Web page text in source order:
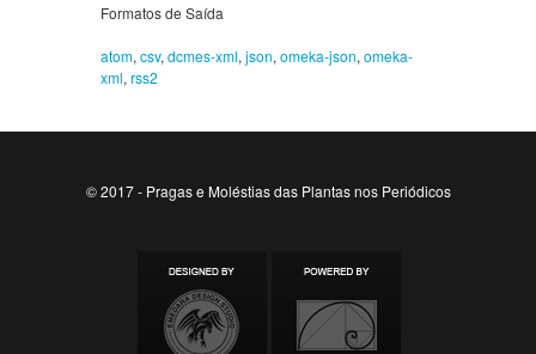
Formatos de Saída
atom, csv, dcmes-xml, json, omeka-json, omeka-
xml, rss2
© 2017 - Pragas e Moléstias das Plantas nos Periódicos